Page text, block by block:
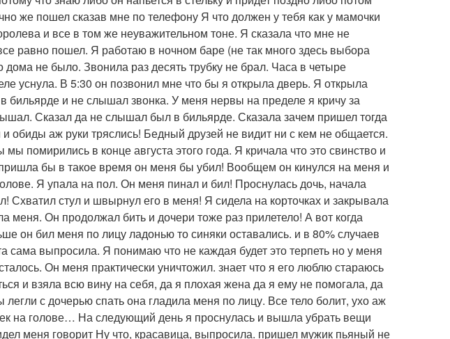
же пошел сказав мне по телефону Я что должен у тебя как у мамочки
и все в том же неуважительном тоне. Я сказала что мне не
равно пошел. Я работаю в ночном баре (не так много здесь выбора
не было. Звонила раз десять трубку не брал. Часа в четыре
уснула. В 5:30 он позвонил мне что бы я открыла дверь. Я открыла
бильярде и не слышал звонка. У меня нервы на пределе я кричу за
Сказал да не слышал был в бильярде. Сказала зачем пришел тогда
обиды аж руки тряслись! Бедный друзей не видит ни с кем не общается.
помирились в конце августа этого года. Я кричала что это свинство и
бы в такое время он меня бы убил! Вообщем он кинулся на меня и
Я упала на пол. Он меня пинал и бил! Проснулась дочь, начала
Схватил стул и швырнул его в меня! Я сидела на корточках и закрывала
меня. Он продолжал бить и дочери тоже раз прилетело! А вот когда
он бил меня по лицу ладонью то синяки оставались. и в 80% случаев
сама выпросила. Я понимаю что не каждая будет это терпеть но у меня
Он меня практически уничтожил. знает что я его люблю стараюсь
и взяла всю вину на себя, да я плохая жена да я ему не помогала, да
с дочерью спать она гладила меня по лицу. Все тело болит, ухо аж
на голове… На следующий день я проснулась и вышла убрать вещи
меня говорит Ну что, красавица, выпросила. пришел мужик пьяный не